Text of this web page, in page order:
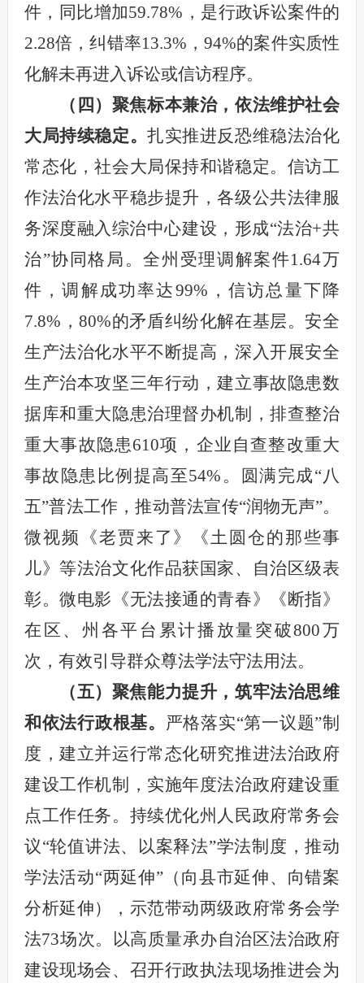
件，同比增加59.78%，是行政诉讼案件的
2.28倍，纠错率13.3%，94%的案件实质性
化解未再进入诉讼或信访程序。
（四）聚焦标本兼治，依法维护社会
大局持续稳定。扎实推进反恐维稳法治化
常态化，社会大局保持和谐稳定。信访工
作法治化水平稳步提升，各级公共法律服
务深度融入综治中心建设，形成“法治+共
治”协同格局。全州受理调解案件1.64万
件，调解成功率达99%，信访总量下降
7.8%，80%的矛盾纠纷化解在基层。安全
生产法治化水平不断提高，深入开展安全
生产治本攻坚三年行动，建立事故隐患数
据库和重大隐患治理督办机制，排查整治
重大事故隐患610项，企业自查整改重大
事故隐患比例提高至54%。圆满完成“八
五”普法工作，推动普法宣传“润物无声”。
微视频《老贾来了》《土圆仓的那些事
儿》等法治文化作品获国家、自治区级表
彰。微电影《无法接通的青春》《断指》
在区、州各平台累计播放量突破800万
次，有效引导群众尊法学法守法用法。
（五）聚焦能力提升，筑牢法治思维
和依法行政根基。 严格落实“第一议题”制
度，建立并运行常态化研究推进法治政府
建设工作机制，实施年度法治政府建设重
点工作任务。持续优化州人民政府常务会
议“轮值讲法、以案释法”学法制度，推动
学法活动“两延伸”（向县市延伸、向错案
分析延伸），示范带动两级政府常务会学
法73场次。以高质量承办自治区法治政府
建设现场会、召开行政执法现场推进会为